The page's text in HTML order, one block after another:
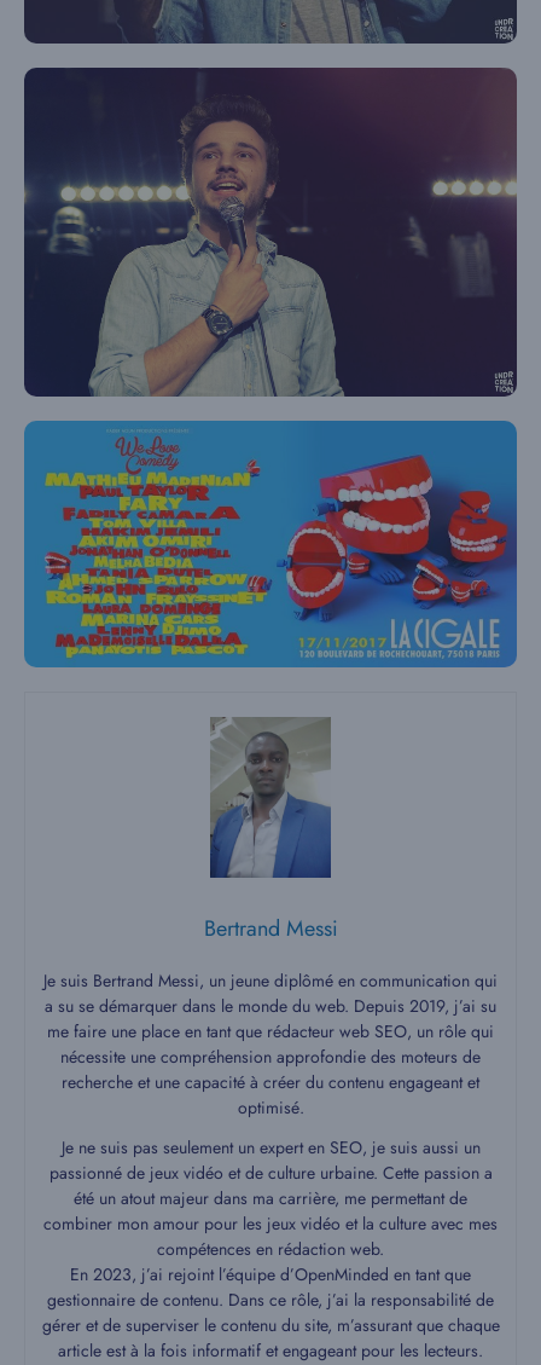
Bertrand Messi
Je suis Bertrand Messi, un jeune diplômé en communication qui
a su se démarquer dans le monde du web. Depuis 2019, j’ai su
me faire une place en tant que rédacteur web SEO, un rôle qui
nécessite une compréhension approfondie des moteurs de
recherche et une capacité à créer du contenu engageant et
optimisé.
Je ne suis pas seulement un expert en SEO, je suis aussi un
passionné de jeux vidéo et de culture urbaine. Cette passion a
été un atout majeur dans ma carrière, me permettant de
combiner mon amour pour les jeux vidéo et la culture avec mes
compétences en rédaction web.
En 2023, j’ai rejoint l’équipe d’OpenMinded en tant que
gestionnaire de contenu. Dans ce rôle, j’ai la responsabilité de
gérer et de superviser le contenu du site, m’assurant que chaque
article est à la fois informatif et engageant pour les lecteurs.